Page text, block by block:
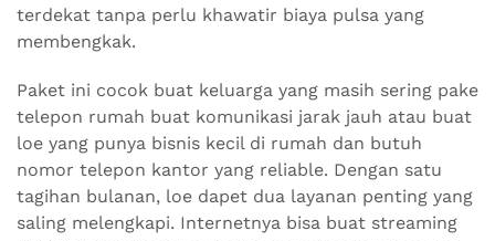
terdekat tanpa perlu khawatir biaya pulsa yang
membengkak.
Paket ini cocok buat keluarga yang masih sering pake
telepon rumah buat komunikasi jarak jauh atau buat
loe yang punya bisnis kecil di rumah dan butuh
nomor telepon kantor yang reliable. Dengan satu
tagihan bulanan, loe dapet dua layanan penting yang
saling melengkapi. Internetnya bisa buat streaming